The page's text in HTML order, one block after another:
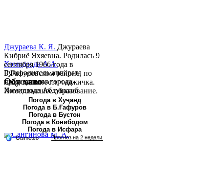
Хомидзода А.А.
Руководитель аппарата
председателя города
Хомидзода Абдувахоб
Абдумаджид родился 8
июня 1978 года в городе
Худжанде. По
национальности...
Джураева К. Я. Джураева
Кибриё Яхяевна. Родилась 9
сентября 1966 года в
Б.Гафуровском районе, по
национальности таджичка.
Имеет высшее образование.
В 1997 ...
Обу хаво
Погода в Хуҷанд
Погода в Б.Ғафуров
Погода в Бустон
Погода в Конибодом
Погода в Исфара